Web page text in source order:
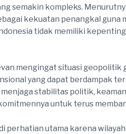
semakin kompleks.
kekuatan penangkal
tidak memiliki
mengingat situasi
yang dapat berdampak
stabilitas politik,
untuk terus
perhatian utama karena